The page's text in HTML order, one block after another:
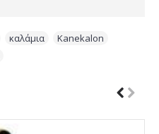
καλάμια Kanekalon